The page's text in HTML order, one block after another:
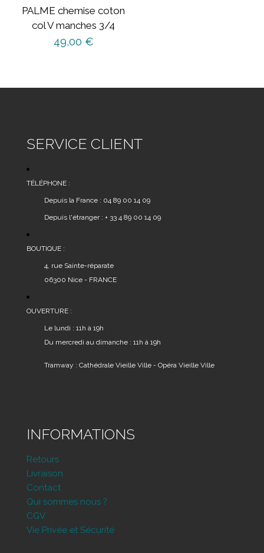
PALME chemise coton
col V manches 3/4
49,00 €
options
sur
la
produit
SERVICE CLIENT
TÉLÉPHONE :
Depuis la France : 04 89 00 14 09
Depuis l'étranger : + 33 4 89 00 14 09
BOUTIQUE :
4, rue Sainte-réparate
06300 Nice - FRANCE
OUVERTURE :
Le lundi : 11h à 19h
Du mercredi au dimanche : 11h à 19h
Tramway : Cathédrale Vieille Ville - Opéra Vieille Ville
INFORMATIONS
Retours
Livraison
Contact
Qui sommes nous ?
CGV
Vie Privée et Sécurité